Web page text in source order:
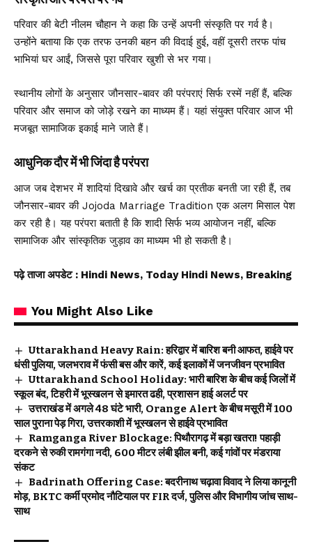
परिवार की बेटी नीलम चौहान ने कहा कि उन्हें अपनी संस्कृति पर गर्व है।
उन्होंने बताया कि एक तरफ उनकी बहन की विदाई हुई, वहीं दूसरी तरफ पांच
भाभियां घर आईं, जिससे पूरा परिवार खुशी से भर गया।
स्थानीय लोगों के अनुसार जौनसार-बावर की परंपराएं सिर्फ रस्में नहीं हैं, बल्कि
परिवार और समाज को जोड़े रखने का माध्यम हैं। यहां संयुक्त परिवार आज भी
मजबूत सामाजिक इकाई माने जाते हैं।
आधुनिक दौर में भी जिंदा है परंपरा
आज जब देशभर में शादियां दिखावे और खर्च का प्रतीक बनती जा रही हैं, तब
जौनसार-बावर की Jojoda Marriage Tradition एक अलग मिसाल पेश
कर रही है। यह परंपरा बताती है कि शादी सिर्फ भव्य आयोजन नहीं, बल्कि
सामाजिक और सांस्कृतिक जुड़ाव का माध्यम भी हो सकती है।
पढ़े ताजा अपडेट : Hindi News, Today Hindi News, Breaking
You Might Also Like
Uttarakhand Heavy Rain: हरिद्वार में बारिश बनी आफत, हाईवे पर
धंसी पुलिया, जलभराव में फंसी बस और कारें, कई इलाकों में जनजीवन प्रभावित
Uttarakhand School Holiday: भारी बारिश के बीच कई जिलों में
स्कूल बंद, टिहरी में भूस्खलन से इमारत ढही, प्रशासन हाई अलर्ट पर
उत्तराखंड में अगले 48 घंटे भारी, Orange Alert के बीच मसूरी में 100
साल पुराना पेड़ गिरा, उत्तरकाशी में भूस्खलन से हाईवे प्रभावित
Ramganga River Blockage: पिथौरागढ़ में बड़ा खतरा! पहाड़ी
दरकने से रुकी रामगंगा नदी, 600 मीटर लंबी झील बनी, कई गांवों पर मंडराया
संकट
Badrinath Offering Case: बदरीनाथ चढ़ावा विवाद ने लिया कानूनी
मोड़, BKTC कर्मी प्रमोद नौटियाल पर FIR दर्ज, पुलिस और विभागीय जांच साथ-
साथ